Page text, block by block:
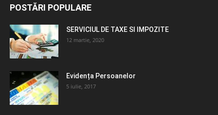
POSTĂRI POPULARE
SERVICIUL DE TAXE SI IMPOZITE
12 martie, 2020
Evidența Persoanelor
5 iulie, 2017